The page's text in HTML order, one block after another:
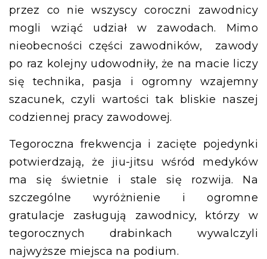
przez co nie wszyscy coroczni zawodnicy
mogli wziąć udział w zawodach. Mimo
nieobecności części zawodników, zawody
po raz kolejny udowodniły, że na macie liczy
się technika, pasja i ogromny wzajemny
szacunek, czyli wartości tak bliskie naszej
codziennej pracy zawodowej.
Tegoroczna frekwencja i zacięte pojedynki
potwierdzają, że jiu-jitsu wśród medyków
ma się świetnie i stale się rozwija. Na
szczególne wyróżnienie i ogromne
gratulacje zasługują zawodnicy, którzy w
tegorocznych drabinkach wywalczyli
najwyższe miejsca na podium.